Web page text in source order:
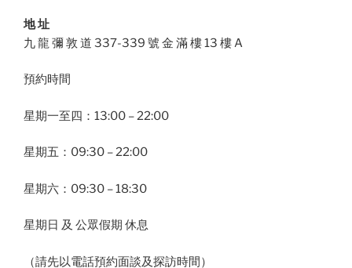
地 址
九 龍 彌 敦 道 337-339 號 金 滿 樓 13 樓 A
預約時間
星期一至四：13:00 – 22:00
星期五：09:30 – 22:00
星期六：09:30 – 18:30
星期日 及 公眾假期 休息
（請先以電話預約面談及探訪時間）